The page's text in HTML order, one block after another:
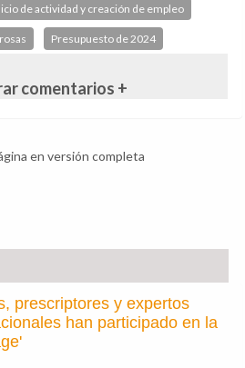
de actividad y creación de empleo
Presupuesto de 2024
comentarios +
en versión completa
prescriptores y expertos
han participado en la